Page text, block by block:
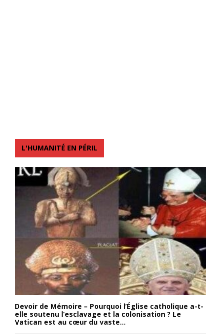
L'HUMANITÉ EN PÉRIL
Devoir de Mémoire – Pourquoi l’Église catholique a-t-
elle soutenu l’esclavage et la colonisation ? Le
Vatican est au cœur du vaste...